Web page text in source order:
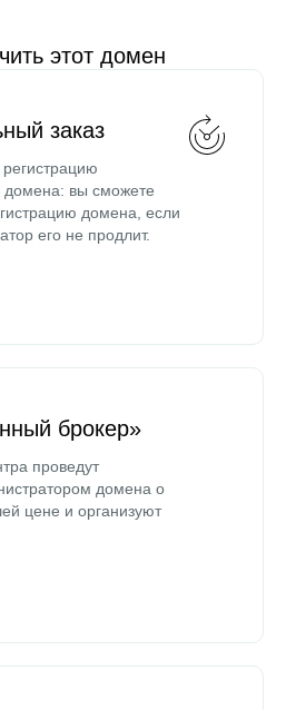
этот домен
заказ
вы сможете
домена, если
его не продлит.
брокер»
проведут
домена о
цене и организуют